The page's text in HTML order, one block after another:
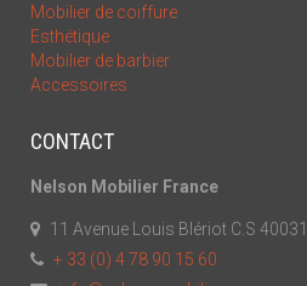
Mobilier de coiffure
Esthétique
Mobilier de barbier
Accessoires
CONTACT
Nelson Mobilier France
11 Avenue Louis Blériot C.S
+ 33 (0) 4 78 90 15 60